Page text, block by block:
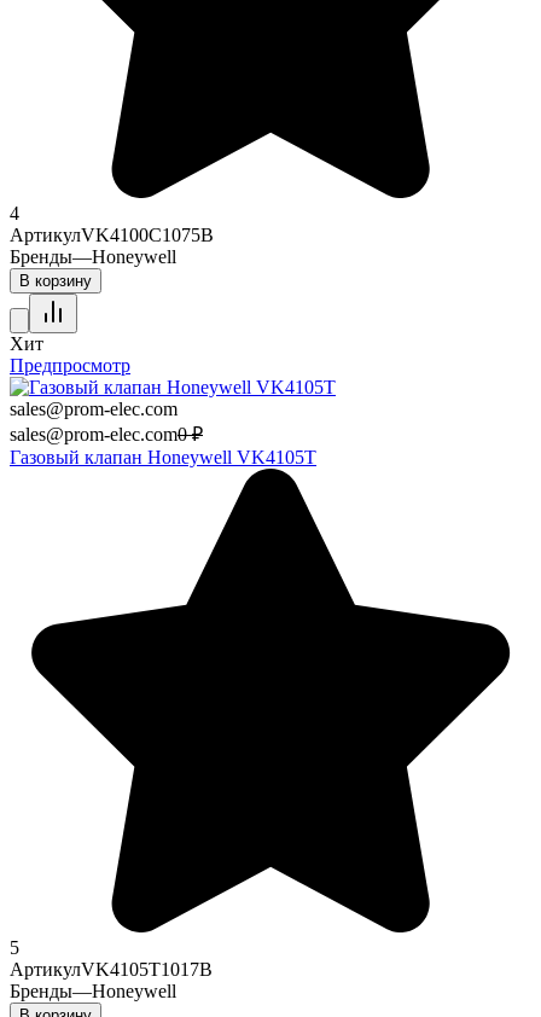
4
АртикулVK4100C1075B
Бренды—Honeywell
В корзину
Хит
Предпросмотр
sales@prom-elec.com
sales@prom-elec.com0 ₽
Газовый клапан Honeywell VK4105T
5
АртикулVK4105T1017B
Бренды—Honeywell